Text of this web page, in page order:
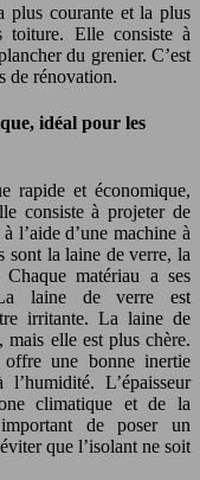
plus courante et la plus
toiture. Elle consiste à
du grenier. C’est
de rénovation.
idéal pour les
rapide et économique,
consiste à projeter de
l’aide d’une machine à
sont la laine de verre, la
matériau a ses
La laine de verre est
irritante. La laine de
mais elle est plus chère.
une bonne inertie
L’épaisseur
climatique et de la
de poser un
que l’isolant ne soit